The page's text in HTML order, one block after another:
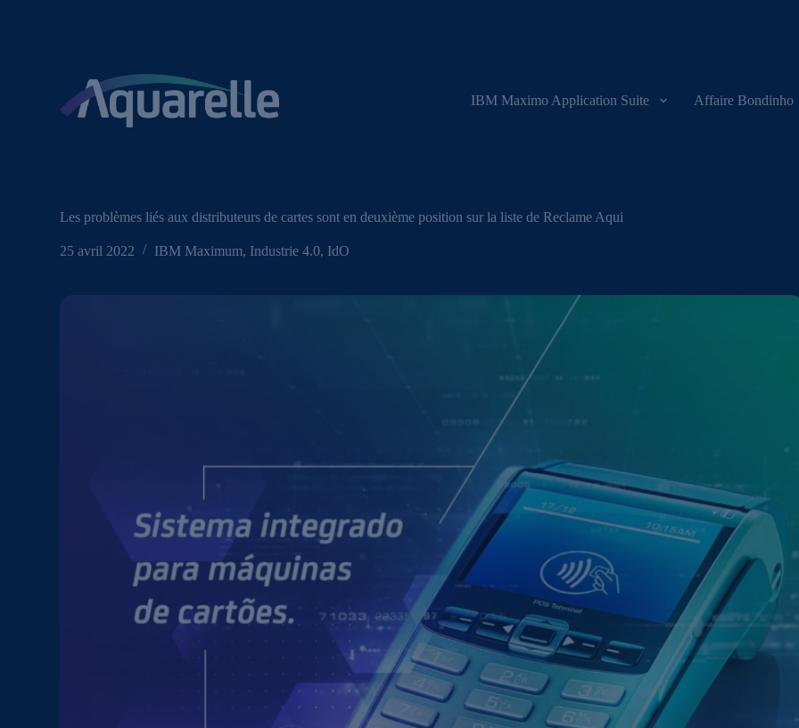
IBM Maximo Application Suite Affaire Bondinho
Les problèmes liés aux distributeurs de cartes sont en deuxième position sur la liste de Reclame Aqui
25 avril 2022 IBM Maximum, Industrie 4.0, IdO